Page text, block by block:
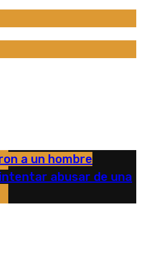
a un hombre
abusar de una